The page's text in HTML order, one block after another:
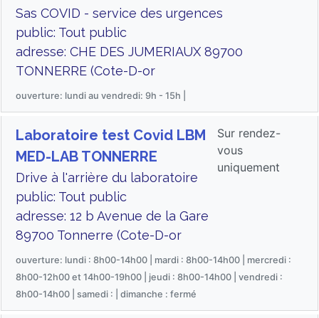
Sas COVID - service des urgences
public: Tout public
adresse: CHE DES JUMERIAUX 89700
TONNERRE (Cote-D-or
ouverture: lundi au vendredi: 9h - 15h |
Laboratoire test Covid LBM
MED-LAB TONNERRE
Drive à l'arrière du laboratoire
public: Tout public
adresse: 12 b Avenue de la Gare
89700 Tonnerre (Cote-D-or
Sur rendez-
vous
uniquement
ouverture: lundi : 8h00-14h00 | mardi : 8h00-14h00 | mercredi :
8h00-12h00 et 14h00-19h00 | jeudi : 8h00-14h00 | vendredi :
8h00-14h00 | samedi : | dimanche : fermé